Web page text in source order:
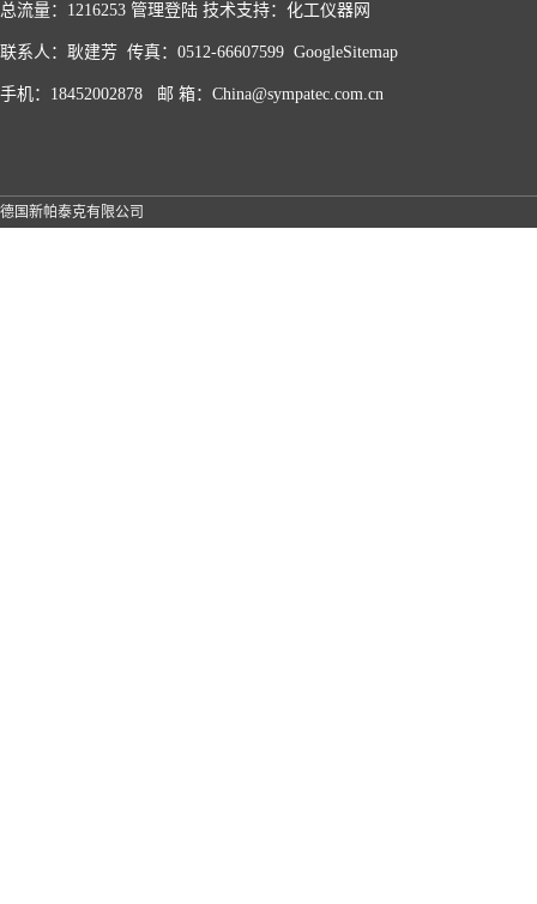
总流量：1216253 管理登陆 技术支持： 化工仪器网
联系人：耿建芳 传真：0512-66607599 GoogleSitemap
手机：18452002878 邮 箱：China@sympatec.com.cn
德国新帕泰克有限公司